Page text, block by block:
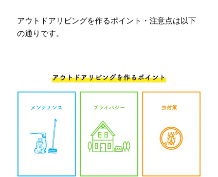
アウトドアリビングを作るポイント・注意点は以下
の通りです。